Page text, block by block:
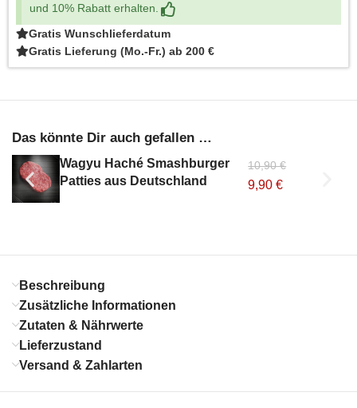
und 10% Rabatt erhalten.
Gratis Wunschlieferdatum
Gratis Lieferung (Mo.-Fr.) ab 200 €
Das könnte Dir auch gefallen …
Wagyu Haché Smashburger
Patties aus Deutschland
10,90€
9,90€
Beschreibung
Zusätzliche Informationen
Zutaten & Nährwerte
Lieferzustand
Versand & Zahlarten